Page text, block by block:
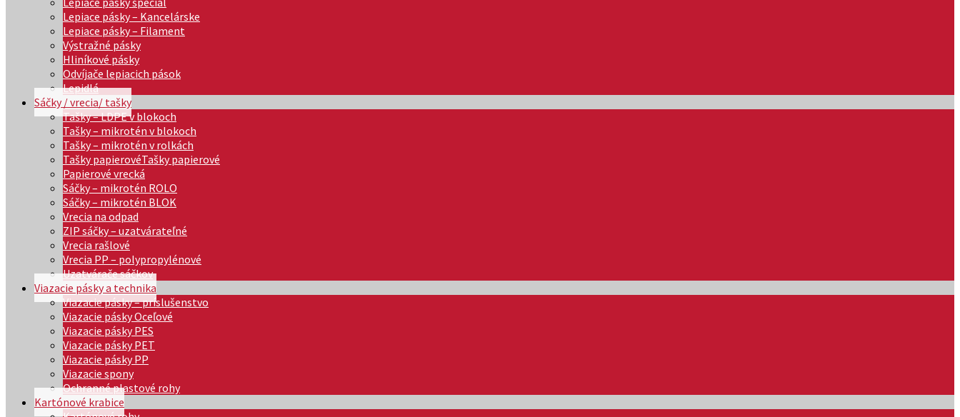
Lepiace pásky – Kancelárske
Lepiace pásky – Filament
Výstražné pásky
Hliníkové pásky
Odvíjače lepiacich pások
Lepidlá
Sáčky / vrecia/ tašky
Tašky – LDPE v blokoch
Tašky – mikrotén v blokoch
Tašky – mikrotén v rolkách
Tašky papierovéTašky papierové
Papierové vrecká
Sáčky – mikrotén ROLO
Sáčky – mikrotén BLOK
Vrecia na odpad
ZIP sáčky – uzatvárateľné
Vrecia rašlové
Vrecia PP – polypropylénové
Uzatvárače sáčkov
Viazacie pásky a technika
Viazacie pásky – príslušenstvo
Viazacie pásky Oceľové
Viazacie pásky PES
Viazacie pásky PET
Viazacie pásky PP
Viazacie spony
Ochranné plastové rohy
Kartónové krabice